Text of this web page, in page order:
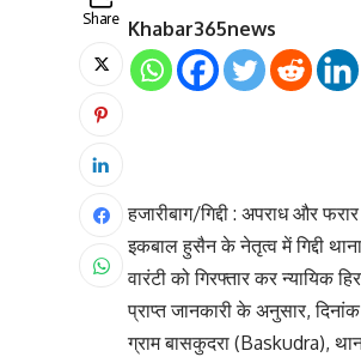
Share Khabar365news
हजारीबाग/गिद्दी : अपराध और
इकबाल हुसैन के नेतृत्व में गिद्दी
वारंटी को गिरफ्तार कर न्यायिक
प्राप्त जानकारी के अनुसार,
ग्राम बासकुदरा (Baskudra),